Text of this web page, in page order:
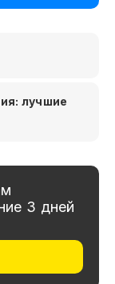
лучшие
3 дней